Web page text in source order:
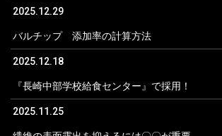
2025.12.29
バルチップ 添加率の計算方法
2025.12.18
『長崎中部学校給食センター』で採用！
2025.11.25